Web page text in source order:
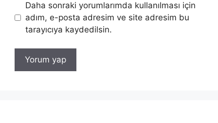
Daha sonraki yorumlarımda kullanılması için
adım, e-posta adresim ve site adresim bu
tarayıcıya kaydedilsin.